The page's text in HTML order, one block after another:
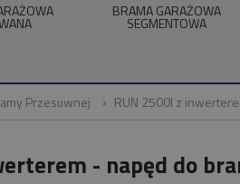
BRAMA GARAŻOWA
SEGMENTOWA
Przesuwnej RUN 2500I z
- napęd do